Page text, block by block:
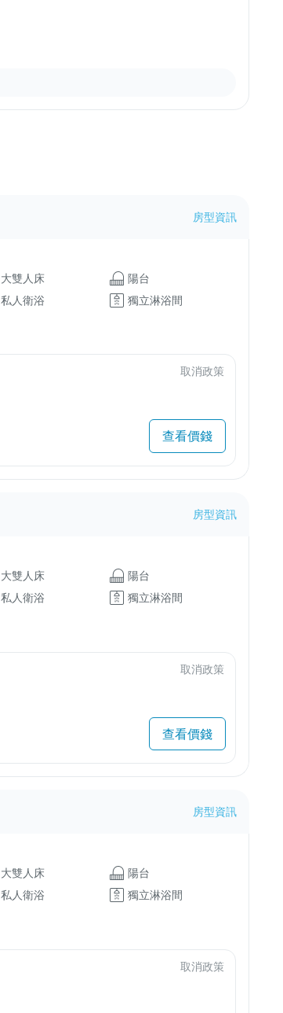
房型資訊
大雙人床
陽台
私人衛浴 獨立淋浴間
取消政策
查看價錢
房型資訊
大雙人床
陽台
私人衛浴 獨立淋浴間
取消政策
查看價錢
房型資訊
大雙人床
陽台
私人衛浴 獨立淋浴間
取消政策